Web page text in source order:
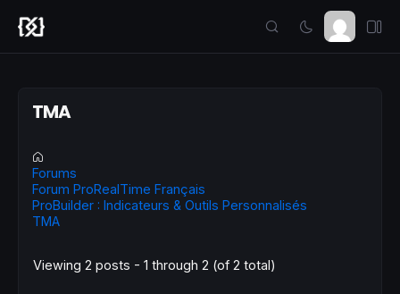
TMA
Forums
Forum ProRealTime Français
ProBuilder : Indicateurs & Outils Personnalisés
TMA
Viewing 2 posts - 1 through 2 (of 2 total)